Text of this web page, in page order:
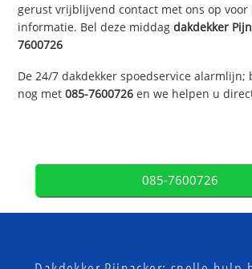
gerust vrijblijvend contact met ons op voor
informatie. Bel deze middagdakdekker
7600726
De 24/7 dakdekker spoedservice alarmlijn;
nog met085-7600726 en we helpen u
085-7600726